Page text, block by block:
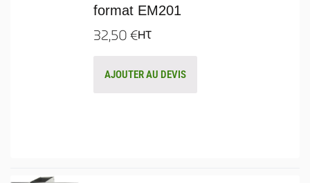
format EM201
32,50€HT
AJOUTER AU DEVIS